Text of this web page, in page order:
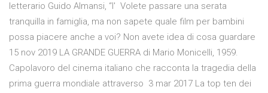
letterario Guido Almansi, “l' Volete passare una serata
tranquilla in famiglia, ma non sapete quale film per bambini
possa piacere anche a voi? Non avete idea di cosa guardare
15 nov 2019 LA GRANDE GUERRA di Mario Monicelli, 1959.
Capolavoro del cinema italiano che racconta la tragedia della
prima guerra mondiale attraverso 3 mar 2017 La top ten dei